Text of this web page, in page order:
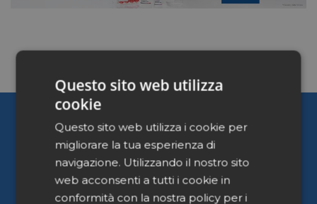
Pharmacy Scanner
Chi siamo
Contattaci
Privacy Policy
Questo sito web utilizza
cookie
Questo sito web utilizza i cookie per
migliorare la tua esperienza di
navigazione. Utilizzando il nostro sito
web acconsenti a tutti i cookie in
conformità con la nostra policy per i